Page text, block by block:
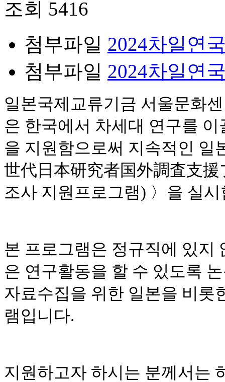
조회 5416
첨부파일 2024차일연
첨부파일 2024차일연
일본국제교류기금 서울문화
은 한국에서 차세대 연구를
을 지원함으로써 지속적인 일
世代日本研究者国外調査支
조사 지원프로그램) 〉을 실
본 프로그램은 정규직에 있지
은 연구활동을 할 수 있도록
자료수집을 위한 일본을 비롯
램입니다.
지원하고자 하시는 분께서는